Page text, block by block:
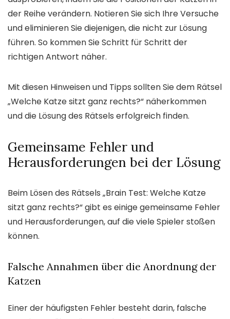
der Reihe verändern. Notieren Sie sich Ihre Versuche
und eliminieren Sie diejenigen, die nicht zur Lösung
führen. So kommen Sie Schritt für Schritt der
richtigen Antwort näher.
Mit diesen Hinweisen und Tipps sollten Sie dem Rätsel
„Welche Katze sitzt ganz rechts?“ näherkommen
und die Lösung des Rätsels erfolgreich finden.
Gemeinsame Fehler und
Herausforderungen bei der Lösung
Beim Lösen des Rätsels „Brain Test: Welche Katze
sitzt ganz rechts?“ gibt es einige gemeinsame Fehler
und Herausforderungen, auf die viele Spieler stoßen
können.
Falsche Annahmen über die Anordnung der
Katzen
Einer der häufigsten Fehler besteht darin, falsche